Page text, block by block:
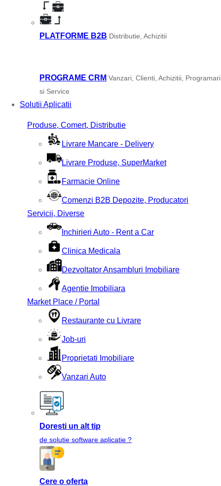
PLATFORME B2B Distributie, Achizitii
PROGRAME CRM Vanzari, Clienti, Achizitii, Programari
si Service
Solutii Aplicatii
Produse, Comert, Distributie
Livrare Mancare - Delivery
Livrare Produse, SuperMarket
Farmacie Online
Comenzi B2B Depozite, Producatori
Servicii, Diverse
Inchirieri Auto - Rent a Car
Clinica Medicala
Dezvoltator Ansambluri Imobiliare
Agentie Imobiliara
Market Place / Portal
Restaurante cu Livrare
Job-uri
Proprietati Imobiliare
Vanzari Auto
Doresti un alt tip
de solutie software aplicatie ?
Cere o oferta